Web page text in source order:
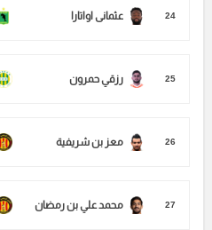
24 عثمانى اواتارا
25 رزقي حمرون
26 معز بن شريفية
27 محمد علي بن رمضان